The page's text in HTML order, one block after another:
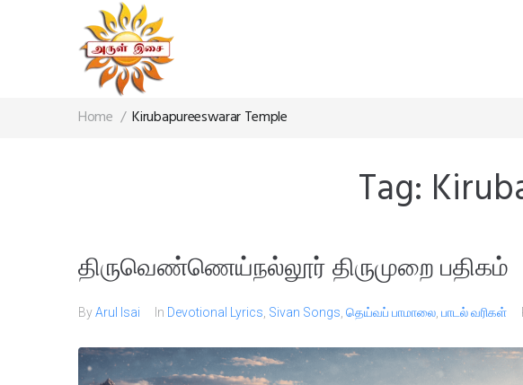
Home / Kirubapureeswarar Temple
Tag:
திருவெண்ணெய்நல்லூர் திருமுறை பதிகம்
ByArul Isai In Devotional Lyrics Sivan Songs தெய்வப் பாமாலை பாடல் வரிகள்